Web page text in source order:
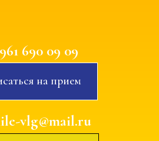
на прием
690 09 09
vlg@mail.ru